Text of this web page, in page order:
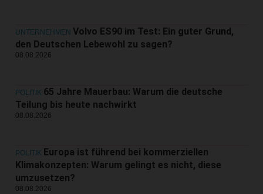
UNTERNEHMEN Volvo ES90 im Test: Ein guter Grund,
den Deutschen Lebewohl zu sagen?
08.08.2026
POLITIK 65 Jahre Mauerbau: Warum die deutsche
Teilung bis heute nachwirkt
08.08.2026
POLITIK Europa ist führend bei kommerziellen
Klimakonzepten: Warum gelingt es nicht, diese
umzusetzen?
08.08.2026